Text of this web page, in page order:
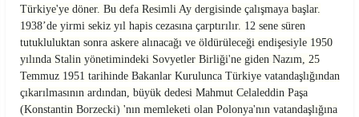
Türkiye'ye döner. Bu defa Resimli Ay dergisinde çalışmaya başlar.
1938’de yirmi sekiz yıl hapis cezasına çarptırılır. 12 sene süren
tutukluluktan sonra askere alınacağı ve öldürüleceği endişesiyle 1950
yılında Stalin yönetimindeki Sovyetler Birliği'ne giden Nazım, 25
Temmuz 1951 tarihinde Bakanlar Kurulunca Türkiye vatandaşlığından
çıkarılmasının ardından, büyük dedesi Mahmut Celaleddin Paşa
(Konstantin Borzecki) 'nın memleketi olan Polonya'nın vatandaşlığına